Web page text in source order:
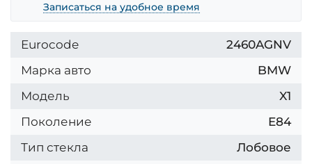
Записаться на удобное время
Eurocode
2460AGNV
Марка авто
BMW
Модель
X1
Поколение
E84
Тип стекла
Лобовое